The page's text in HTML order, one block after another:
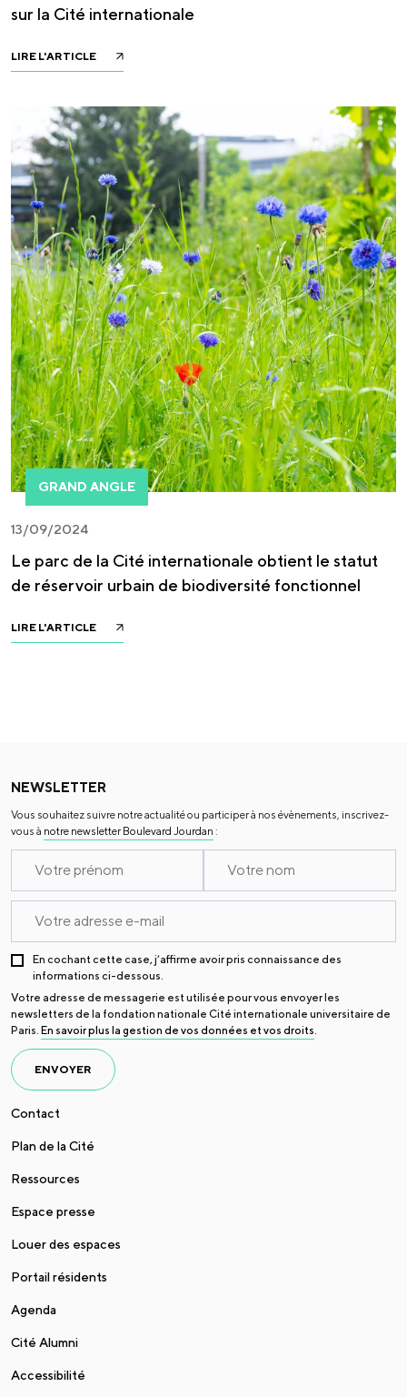
sur la Cité internationale
LIRE L'ARTICLE
GRAND ANGLE
13/09/2024
Le parc de la Cité internationale obtient le statut
de réservoir urbain de biodiversité fonctionnel
LIRE L'ARTICLE
NEWSLETTER
Vous souhaitez suivre notre actualité ou participer à nos évènements, inscrivez-
vous à notre newsletter Boulevard Jourdan :
En cochant cette case, j’affirme avoir pris connaissance des
informations ci-dessous.
Votre adresse de messagerie est utilisée pour vous envoyer les
newsletters de la fondation nationale Cité internationale universitaire de
Paris. En savoir plus la gestion de vos données et vos droits.
ENVOYER
Contact
Plan de la Cité
Ressources
Espace presse
Louer des espaces
Portail résidents
Agenda
Cité Alumni
Accessibilité